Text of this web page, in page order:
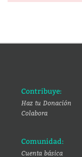
Contribuye:
Haz tu Donación
Colabora
Comunidad:
Cuenta básica